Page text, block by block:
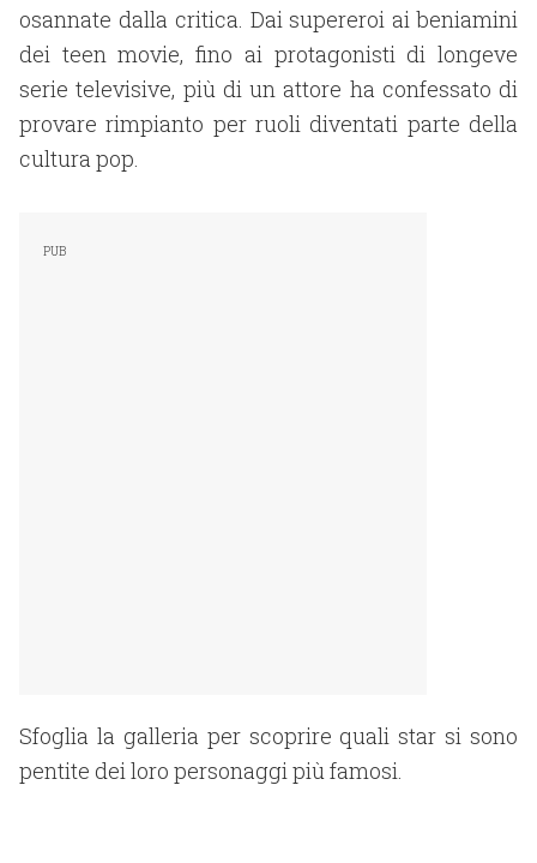
osannate dalla critica. Dai supereroi ai beniamini
dei teen movie, fino ai protagonisti di longeve
serie televisive, più di un attore ha confessato di
provare rimpianto per ruoli diventati parte della
cultura pop.
Sfoglia la galleria per scoprire quali star si sono
pentite dei loro personaggi più famosi.